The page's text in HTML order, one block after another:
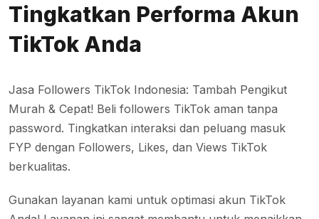
Tingkatkan Performa Akun
TikTok Anda
Jasa Followers TikTok Indonesia: Tambah Pengikut
Murah & Cepat! Beli followers TikTok aman tanpa
password. Tingkatkan interaksi dan peluang masuk
FYP dengan Followers, Likes, dan Views TikTok
berkualitas.
Gunakan layanan kami untuk optimasi akun TikTok